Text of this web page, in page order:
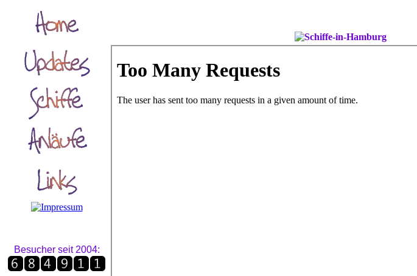
Besucher seit 2004: